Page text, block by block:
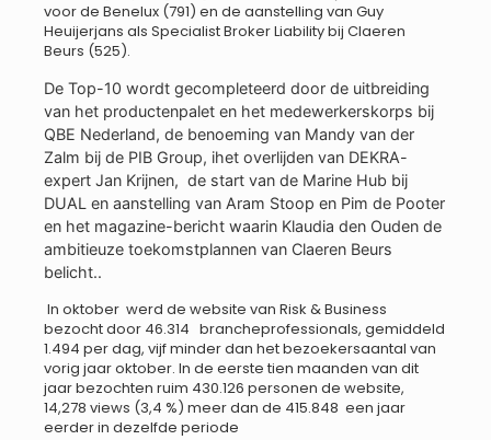
voor de Benelux (791) en de aanstelling van Guy
Heuijerjans als Specialist Broker Liability bij Claeren
Beurs (525).
De Top-10 wordt gecompleteerd door de uitbreiding
van het productenpalet en het medewerkerskorps bij
QBE Nederland, de benoeming van Mandy van der
Zalm bij de PIB Group, ihet overlijden van DEKRA-
expert Jan Krijnen, de start van de Marine Hub bij
DUAL en aanstelling van Aram Stoop en Pim de Pooter
en het magazine-bericht waarin Klaudia den Ouden de
ambitieuze toekomstplannen van Claeren Beurs
belicht..
In oktober werd de website van Risk & Business
bezocht door 46.314 brancheprofessionals, gemiddeld
1.494 per dag, vijf minder dan het bezoekersaantal van
vorig jaar oktober. In de eerste tien maanden van dit
jaar bezochten ruim 430.126 personen de website,
14,278 views (3,4 %) meer dan de 415.848 een jaar
eerder in dezelfde periode